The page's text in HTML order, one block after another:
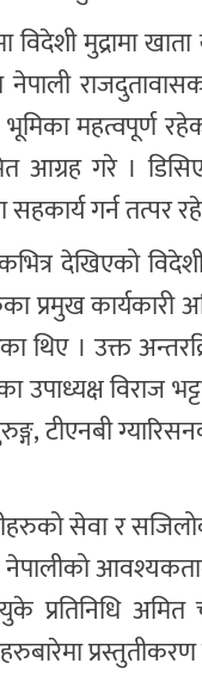
मुद्रामा
नेपाली
महत्वपूर्ण
आग्रह गरे ।
गर्न तत्पर
विदेशी
कार्यकारी
थिए । उक्त
उपाध्यक्ष विराज
टीएनबी
सेवा र
अमित